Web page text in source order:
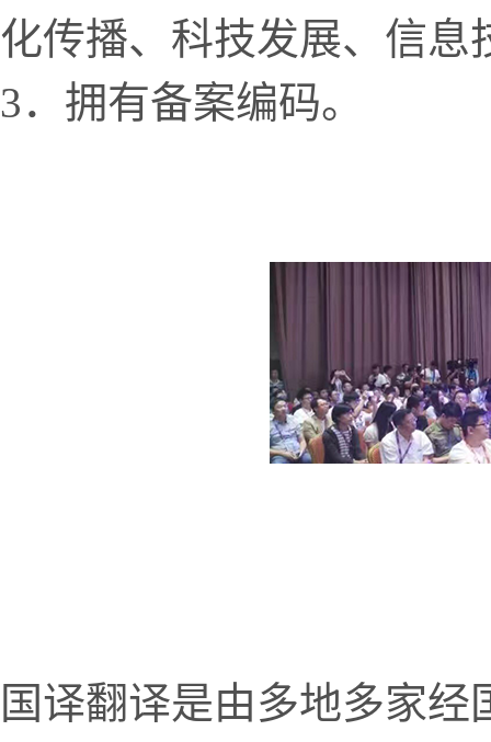
化传播、科技发展、信息
3．拥有备案编码。
国译翻译是由多地多家